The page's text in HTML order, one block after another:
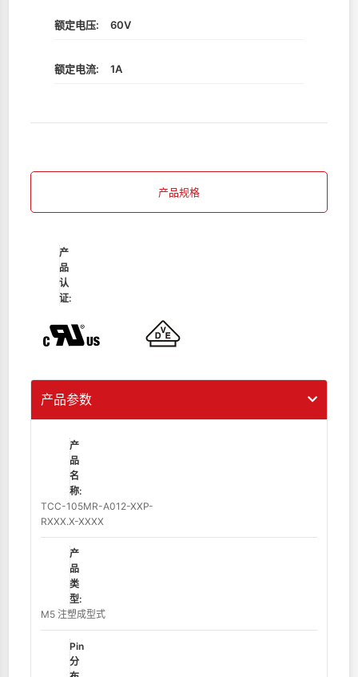
额定电压: 60V
额定电流: 1A
产品规格
产
品
认
证:
产品参数
产
品
名
称:
TCC-105MR-A012-XXP-
RXXX.X-XXXX
产
品
类
型:
M5 注塑成型式
Pin
分